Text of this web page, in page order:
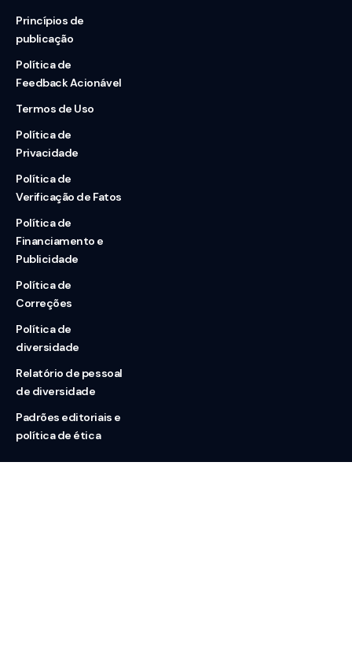
Princípios de
publicação
Política de
Feedback Acionável
Termos de Uso
Política de
Privacidade
Política de
Verificação de Fatos
Política de
Financiamento e
Publicidade
Política de
Correções
Política de
diversidade
Relatório de pessoal
de diversidade
Padrões editoriais e
política de ética